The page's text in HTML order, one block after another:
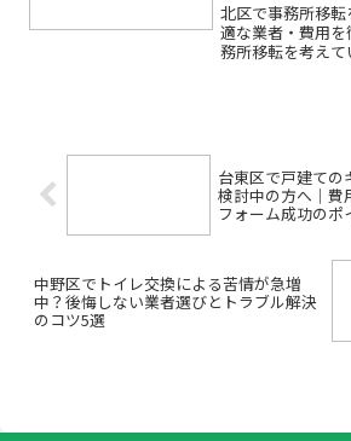
北区で事務所移
適な業者・費用
務所移転を考え
めたらいいのか
を選べば安心で
台東区で戸建ての
検討中の方へ｜費
フォーム成功のポ
中野区でトイレ交換による苦情が急増
中？後悔しない業者選びとトラブル解決
のコツ5選